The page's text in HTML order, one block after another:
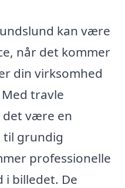
kan være
når det kommer
din virksomhed
travle
det være en
grundig
professionelle
i billedet. De